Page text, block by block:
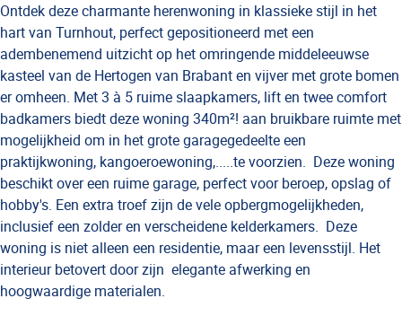
Ontdek deze charmante herenwoning in klassieke stijl in het
hart van Turnhout, perfect gepositioneerd met een
adembenemend uitzicht op het omringende middeleeuwse
kasteel van de Hertogen van Brabant en vijver met grote bomen
er omheen. Met 3 à 5 ruime slaapkamers, lift en twee comfort
badkamers biedt deze woning 340m²! aan bruikbare ruimte met
mogelijkheid om in het grote garagegedeelte een
praktijkwoning, kangoeroewoning,.....te voorzien. Deze woning
beschikt over een ruime garage, perfect voor beroep, opslag of
hobby's. Een extra troef zijn de vele opbergmogelijkheden,
inclusief een zolder en verscheidene kelderkamers. Deze
woning is niet alleen een residentie, maar een levensstijl. Het
interieur betovert door zijn elegante afwerking en
hoogwaardige materialen.